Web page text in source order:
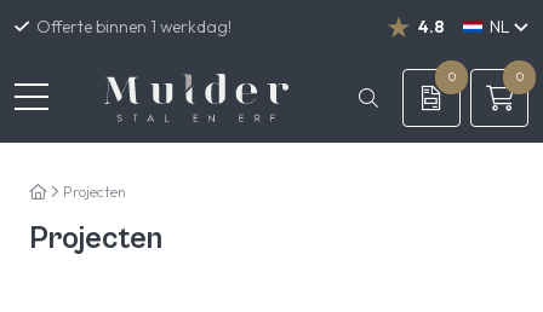
Offerte binnen 1 werkdag! 4.8
NL
EN
0 0
Projecten
Projecten